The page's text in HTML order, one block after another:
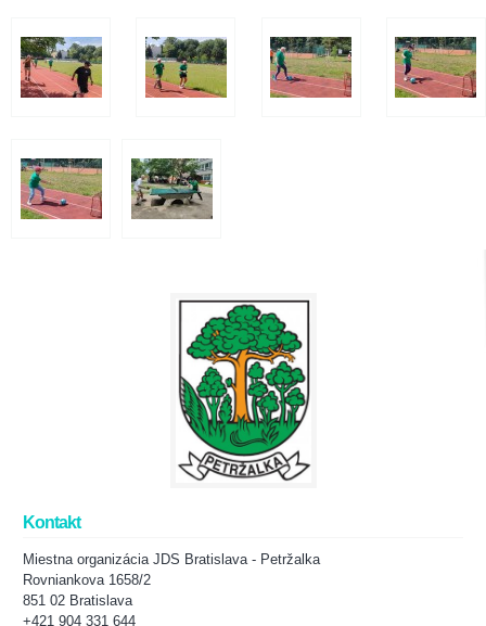
Kontakt
Miestna organizácia JDS Bratislava - Petržalka
Rovniankova 1658/2
851 02 Bratislava
+421 904 331 644